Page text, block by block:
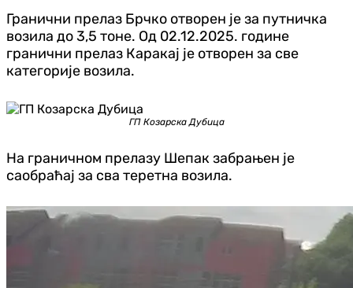
Гранични прелаз Брчко отворен је за путничка
возила до 3,5 тоне. Од 02.12.2025. године
гранични прелаз Каракај је отворен за све
категорије возила.
ГП Козарска Дубица
На граничном прелазу Шепак забрањен је
саобраћај за сва теретна возила.